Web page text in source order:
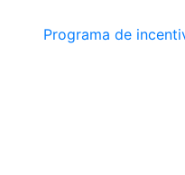
Programa de